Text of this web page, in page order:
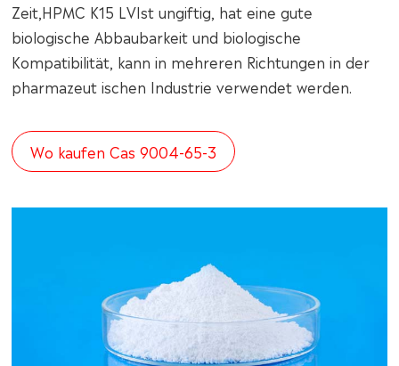
Zeit,HPMC K15 LVIst ungiftig, hat eine gute
biologische Abbaubarkeit und biologische
Kompatibilität, kann in mehreren Richtungen in der
pharmazeut ischen Industrie verwendet werden.
Wo kaufen Cas 9004-65-3